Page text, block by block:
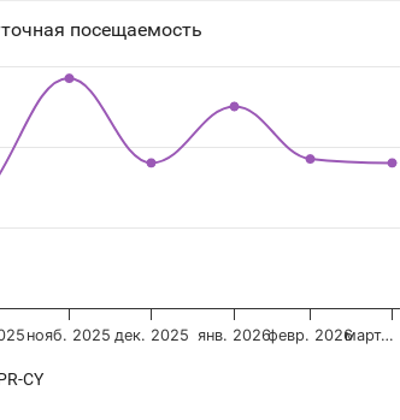
посещаемость
CY
нояб. 2025 дек. 2025 янв. 2026февр. 2026март…